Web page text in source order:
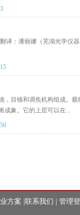
译：潘丽娜（芜湖光学仪
，目镜和调焦机构组成。
成象。它的上层可以在...
方案 联系我们 管理